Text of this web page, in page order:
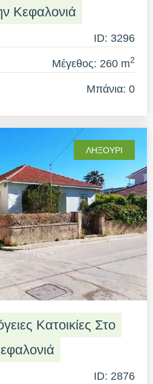
Κεφαλονιά
ID: 3296
Μέγεθος: 260 m2
Μπάνια: 0
ΛΗΞΟΎΡΙ
Κατοικίες Στο
ID: 2876